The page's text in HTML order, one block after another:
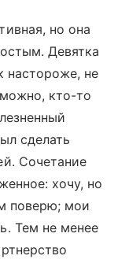
но она
Девятка
настороже, не
кто-то
сделать
Сочетание
хочу, но
поверю; мои
Тем не менее